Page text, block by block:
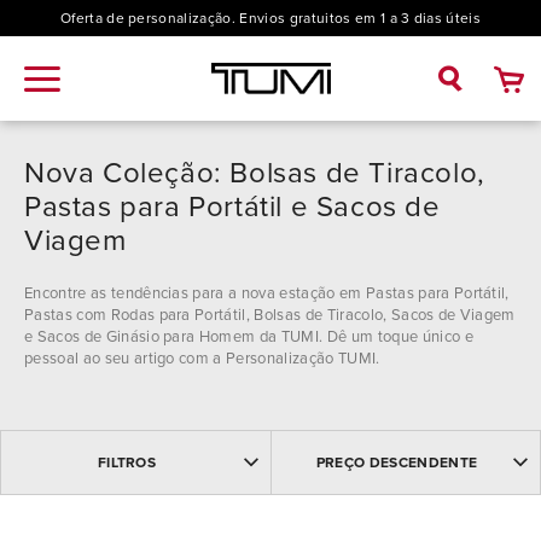
Oferta de personalização. Envios gratuitos em 1 a 3 dias úteis
Nova Coleção: Bolsas de Tiracolo,
Pastas para Portátil e Sacos de
Viagem
Encontre as tendências para a nova estação em Pastas para Portátil,
Pastas com Rodas para Portátil, Bolsas de Tiracolo, Sacos de Viagem
e Sacos de Ginásio para Homem da TUMI. Dê um toque único e
pessoal ao seu artigo com a Personalização TUMI.
FILTROS
Coleção PREÇO DESCENDENTE
MAIS RECENTES
NOME: ASCENDENTE